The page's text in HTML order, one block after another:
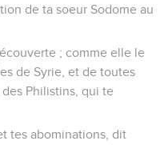
de ta soeur Sodome au
; comme elle le
de Syrie, et de toutes
Philistins, qui te
tes abominations, dit